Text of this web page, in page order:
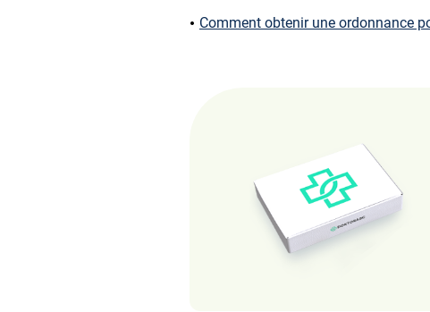
Comment obtenir une ordonnance